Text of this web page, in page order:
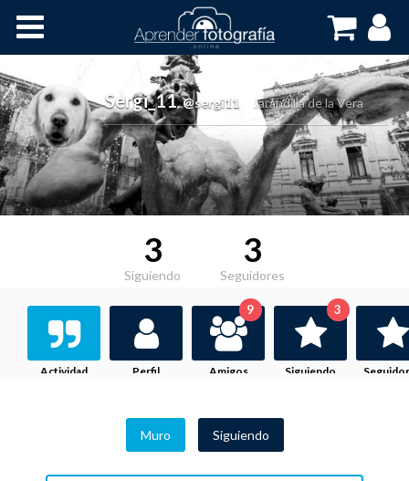
Cursos OnLine
Sergi_11,@sergi11 Jarandilla de la Vera
3
Siguiendo
3
Seguidores
Actividad Perfil Amigos
9
Siguiendo
3
Muro Siguiendo